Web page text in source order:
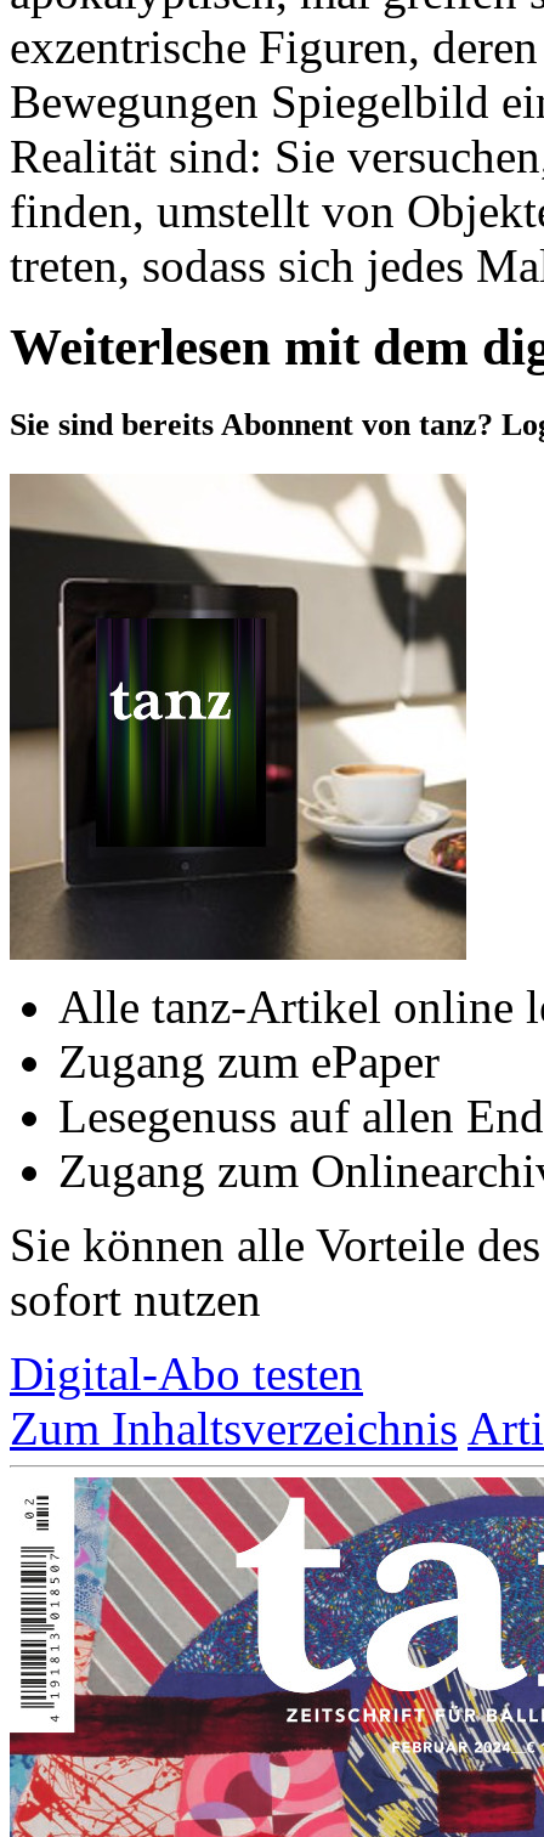
exzentrische Figuren,
Bewegungen Spiegelbild
Realität sind: Sie
finden, umstellt von
treten, sodass sich jedes
Weiterlesen mit dem
Sie sind bereits Abonnent von tanz?
Alle tanz-Artikel online
Zugang zum ePaper
Lesegenuss auf allen
Zugang zum
Sie können alle Vorteile
sofort nutzen
Digital-Abo testen
Zum Inhaltsverzeichnis